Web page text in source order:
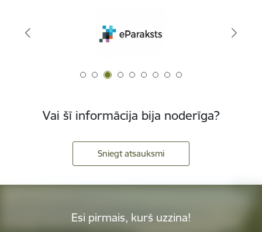
Vai šī informācija bija noderīga?
Sniegt atsauksmi
Esi pirmais, kurš uzzina!